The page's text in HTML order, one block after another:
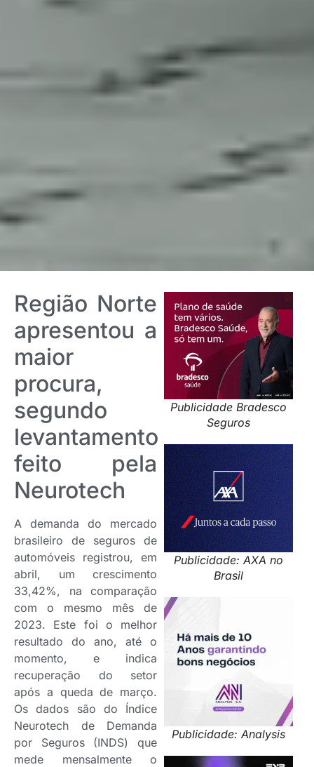
Publicidade Bradesco
Seguros
Publicidade: AXA no
Brasil
Publicidade: Analysis
Região Norte
apresentou a
maior
procura,
segundo
levantamento
feito pela
Neurotech
A demanda do mercado
brasileiro de seguros de
automóveis registrou, em
abril, um crescimento
33,42%, na comparação
com o mesmo mês de
2023. Este foi o melhor
resultado do ano, até o
momento, e indica
recuperação do setor
após a queda de março.
Os dados são do Índice
Neurotech de Demanda
por Seguros (INDS) que
mede mensalmente o